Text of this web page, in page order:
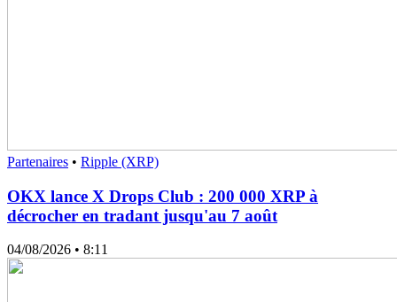
Partenaires • Ripple (XRP)
OKX lance X Drops Club : 200 000 XRP à
décrocher en tradant jusqu'au 7 août
04/08/2026 • 8:11